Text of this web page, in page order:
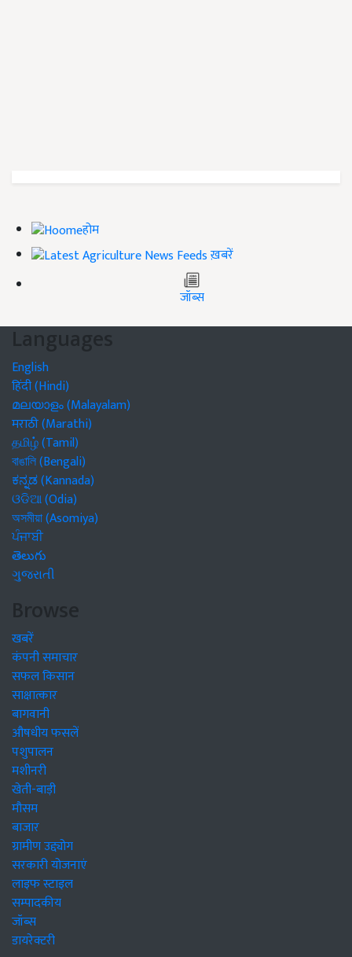
होम
ख़बरें
जॉब्स
Languages
English
हिंदी (Hindi)
മലയാളം (Malayalam)
मराठी (Marathi)
தமிழ் (Tamil)
বাঙালি (Bengali)
ಕನ್ನಡ (Kannada)
ଓଡିଆ (Odia)
অসমীয়া (Asomiya)
ਪੰਜਾਬੀ
తెలుగు
ગુજરાતી
Browse
खबरें
कंपनी समाचार
सफल किसान
साक्षात्कार
बागवानी
औषधीय फसलें
पशुपालन
मशीनरी
खेती-बाड़ी
मौसम
बाजार
ग्रामीण उद्द्योग
सरकारी योजनाएं
लाइफ स्टाइल
सम्पादकीय
जॉब्स
डायरेक्टरी